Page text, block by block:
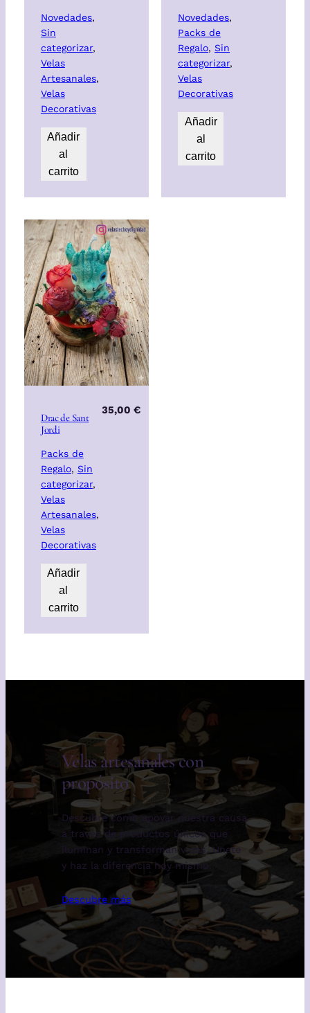
Novedades
Sin
categorizar
Velas
Artesanales
Velas
Decorativas
Añadir
al
carrito
Novedades
Packs de
Regalo, Sin
categorizar
Velas
Decorativas
Añadir
al
carrito
Drac de Sant
Jordi
Packs de
Regalo, Sin
categorizar
Velas
Artesanales
Velas
Decorativas
35,00 €
Añadir
al
carrito
Velas artesanales con
propósito
Descubre cómo apoyar nuestra causa
a través de productos únicos que
iluminan y transforman vidas. Únete
y haz la diferencia hoy mismo.
Descubre más